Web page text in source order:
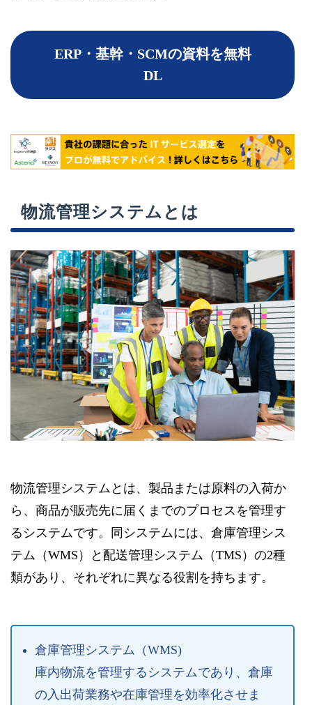
ERP・基幹・SCMの資料を無料
DL
物流管理システムとは
物流管理システムとは、製品または原料の入荷か
ら、商品が販売先に届くまでのプロセスを管理す
るシステムです。同システムには、倉庫管理シス
テム（WMS）と配送管理システム（TMS）の2種
類があり、それぞれに異なる役割を持ちます。
倉庫管理システム（WMS)
庫内物流を管理するシステムであり、倉庫
の入出荷業務や在庫管理を効率化させま